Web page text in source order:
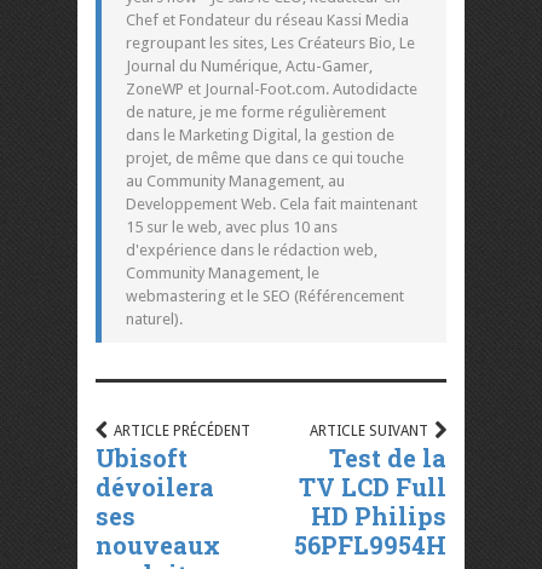
Chef et Fondateur du réseau Kassi Media
regroupant les sites, Les Créateurs Bio, Le
Journal du Numérique, Actu-Gamer,
ZoneWP et Journal-Foot.com. Autodidacte
de nature, je me forme régulièrement
dans le Marketing Digital, la gestion de
projet, de même que dans ce qui touche
au Community Management, au
Developpement Web. Cela fait maintenant
15 sur le web, avec plus 10 ans
d'expérience dans le rédaction web,
Community Management, le
webmastering et le SEO (Référencement
naturel).
ARTICLE PRÉCÉDENT
Ubisoft
dévoilera
ses
nouveaux
ARTICLE SUIVANT
Test de la
TV LCD Full
HD Philips
56PFL9954H